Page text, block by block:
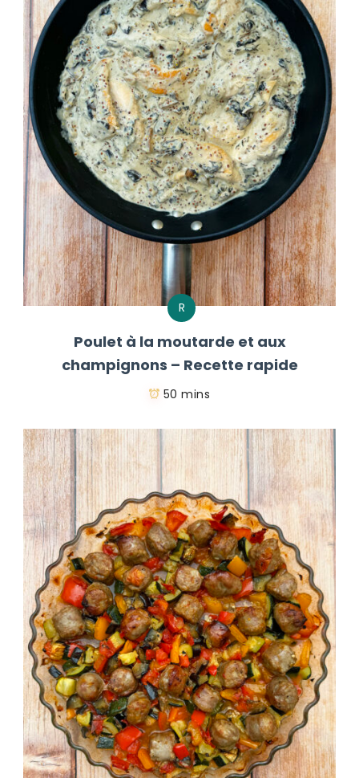
R
Poulet à la moutarde et aux
champignons – Recette rapide
50 mins